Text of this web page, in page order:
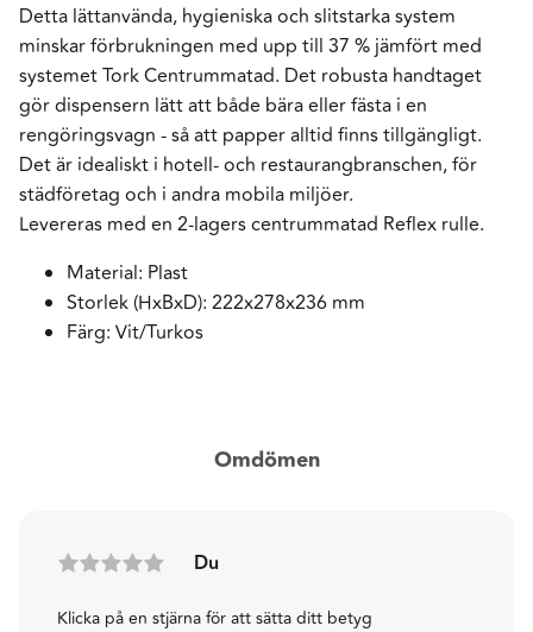
Detta lättanvända, hygieniska och slitstarka system
minskar förbrukningen med upp till 37 % jämfört med
systemet Tork Centrummatad. Det robusta handtaget
gör dispensern lätt att både bära eller fästa i en
rengöringsvagn - så att papper alltid finns tillgängligt.
Det är idealiskt i hotell- och restaurangbranschen, för
städföretag och i andra mobila miljöer.
Levereras med en 2-lagers centrummatad Reflex rulle.
Material: Plast
Storlek (HxBxD): 222x278x236 mm
Färg: Vit/Turkos
Omdömen
Du
Klicka på en stjärna för att sätta ditt betyg